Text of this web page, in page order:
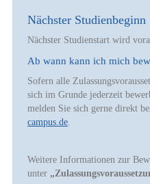
Nächster Studienbeginn
Nächster Studienstart wird
Ab wann kann ich mich
Sofern alle
sich im Grunde jederzeit
melden Sie sich gerne direkt
campus.de.
Weitere Informationen zur
unter